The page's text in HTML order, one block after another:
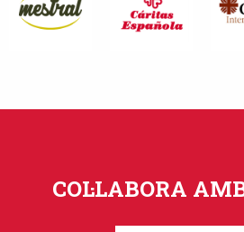
COL·LABORA